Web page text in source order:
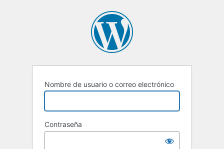
Nombre de usuario o correo electrónico
Contraseña